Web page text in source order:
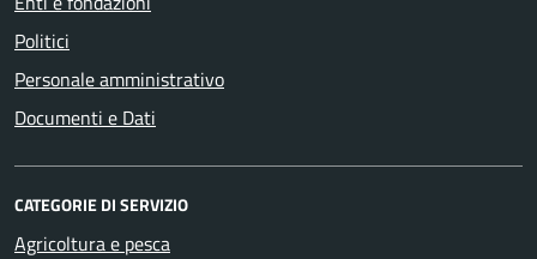
Politici
Personale amministrativo
Documenti e Dati
CATEGORIE DI SERVIZIO
Agricoltura e pesca